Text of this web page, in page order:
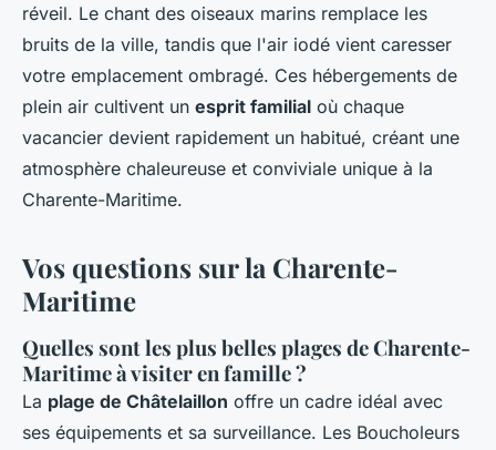
réveil. Le chant des oiseaux marins remplace les
bruits de la ville, tandis que l'air iodé vient caresser
votre emplacement ombragé. Ces hébergements de
plein air cultivent un esprit familial où chaque
vacancier devient rapidement un habitué, créant une
atmosphère chaleureuse et conviviale unique à la
Charente-Maritime.
Vos questions sur la Charente-
Maritime
Quelles sont les plus belles plages de Charente-
Maritime à visiter en famille ?
La plage de Châtelaillon offre un cadre idéal avec
ses équipements et sa surveillance. Les Boucholeurs